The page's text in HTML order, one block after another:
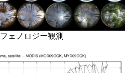
フェノロジー観測